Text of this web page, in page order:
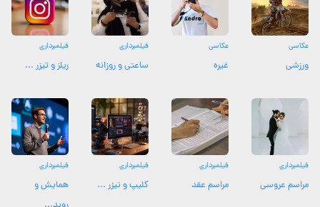
عکاسی
ورزشی
عکاسی
غیره
فیلمبرداری
ساعتی و روزانه
فیلمبرداری
ریلز و تیزر ...
فیلمبرداری
مراسم عروسی
فیلمبرداری
مراسم عقد
فیلمبرداری
کلیپ و تیزر ...
فیلمبرداری
همایش و